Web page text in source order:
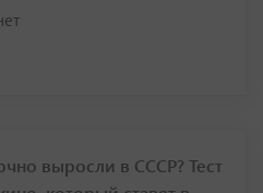
выросли в СССР? Тест